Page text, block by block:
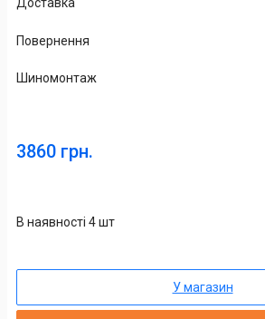
Доставка
Повернення
Шиномонтаж
3860 грн.
В наявності 4 шт
У магазин